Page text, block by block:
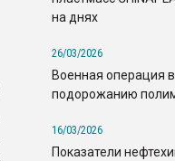
на днях
26/03/2026
Военная операция
подорожанию
16/03/2026
Показатели